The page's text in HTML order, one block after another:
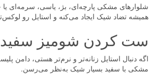
شلوارهای مشکی پارچه‌ای، بژ، یاسی، سرمه‌ای یا
همیشه تضاد شیک ایجاد می‌کنه و استایل رو
ست کردن شومیز سفید
اگه دنبال استایل زنانه‌تر و نرم‌تر هستی، دامن
مشکی با سفید بسیار شیک به‌نظر می‌رسن.